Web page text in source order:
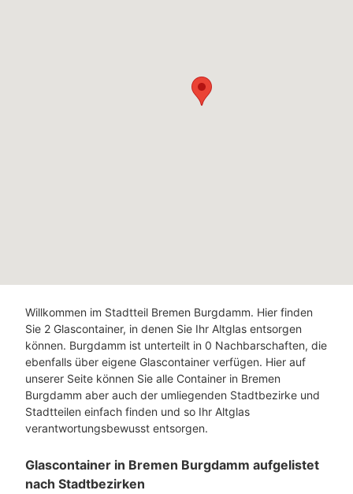
Willkommen im Stadtteil Bremen Burgdamm. Hier finden
Sie 2 Glascontainer, in denen Sie Ihr Altglas entsorgen
können. Burgdamm ist unterteilt in 0 Nachbarschaften, die
ebenfalls über eigene Glascontainer verfügen. Hier auf
unserer Seite können Sie alle Container in Bremen
Burgdamm aber auch der umliegenden Stadtbezirke und
Stadtteilen einfach finden und so Ihr Altglas
verantwortungsbewusst entsorgen.
Glascontainer in Bremen Burgdamm aufgelistet
nach Stadtbezirken